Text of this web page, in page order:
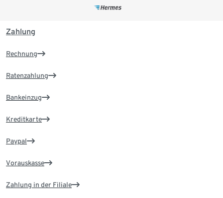
Zahlung
Rechnung
Ratenzahlung
Bankeinzug
Kreditkarte
Paypal
Vorauskasse
Zahlung in der Filiale